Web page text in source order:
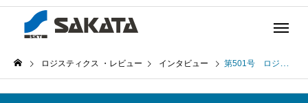
ロジスティクス ・レビュー インタビュー 第501号 ロジレビュー・インタビュー ～沖 大輔氏・新豊 健二氏（三口産業株式会社）（前編）～ (2023年2月9日発行)